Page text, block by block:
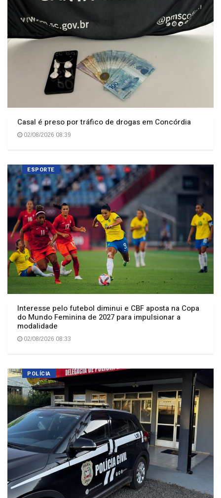
Casal é preso por tráfico de drogas em Concórdia
02/08/2026 08:39
ESPORTE
Interesse pelo futebol diminui e CBF aposta na Copa
do Mundo Feminina de 2027 para impulsionar a
modalidade
02/08/2026 08:33
POLÍCIA